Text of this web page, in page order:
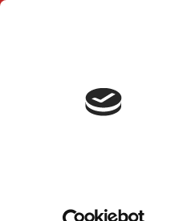
Home
SCIENCES PO
Founded in the